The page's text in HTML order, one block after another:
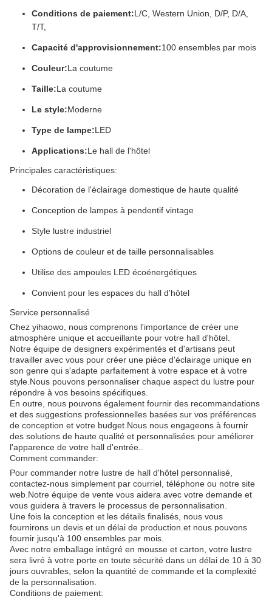
Conditions de paiement:L/C, Western Union, D/P, D/A,
T/T,
Capacité d'approvisionnement:100 ensembles par mois
Couleur:La coutume
Taille:La coutume
Le style:Moderne
Type de lampe:LED
Applications:Le hall de l'hôtel
Principales caractéristiques:
Décoration de l'éclairage domestique de haute qualité
Conception de lampes à pendentif vintage
Style lustre industriel
Options de couleur et de taille personnalisables
Utilise des ampoules LED écoénergétiques
Convient pour les espaces du hall d'hôtel
Service personnalisé
Chez yihaowo, nous comprenons l'importance de créer une
atmosphère unique et accueillante pour votre hall d'hôtel.
Notre équipe de designers expérimentés et d'artisans peut
travailler avec vous pour créer une pièce d'éclairage unique en
son genre qui s'adapte parfaitement à votre espace et à votre
style.Nous pouvons personnaliser chaque aspect du lustre pour
répondre à vos besoins spécifiques.
En outre, nous pouvons également fournir des recommandations
et des suggestions professionnelles basées sur vos préférences
de conception et votre budget.Nous nous engageons à fournir
des solutions de haute qualité et personnalisées pour améliorer
l'apparence de votre hall d'entrée..
Comment commander:
Pour commander notre lustre de hall d'hôtel personnalisé,
contactez-nous simplement par courriel, téléphone ou notre site
web.Notre équipe de vente vous aidera avec votre demande et
vous guidera à travers le processus de personnalisation.
Une fois la conception et les détails finalisés, nous vous
fournirons un devis et un délai de production.et nous pouvons
fournir jusqu'à 100 ensembles par mois.
Avec notre emballage intégré en mousse et carton, votre lustre
sera livré à votre porte en toute sécurité dans un délai de 10 à 30
jours ouvrables, selon la quantité de commande et la complexité
de la personnalisation.
Conditions de paiement: